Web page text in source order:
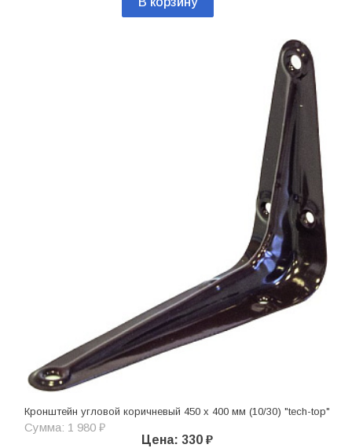
Кронштейн угловой коричневый 450 х 400 мм (10/30) "tech-top"
Сумма: 1 980 ₽
Цена: 330 ₽